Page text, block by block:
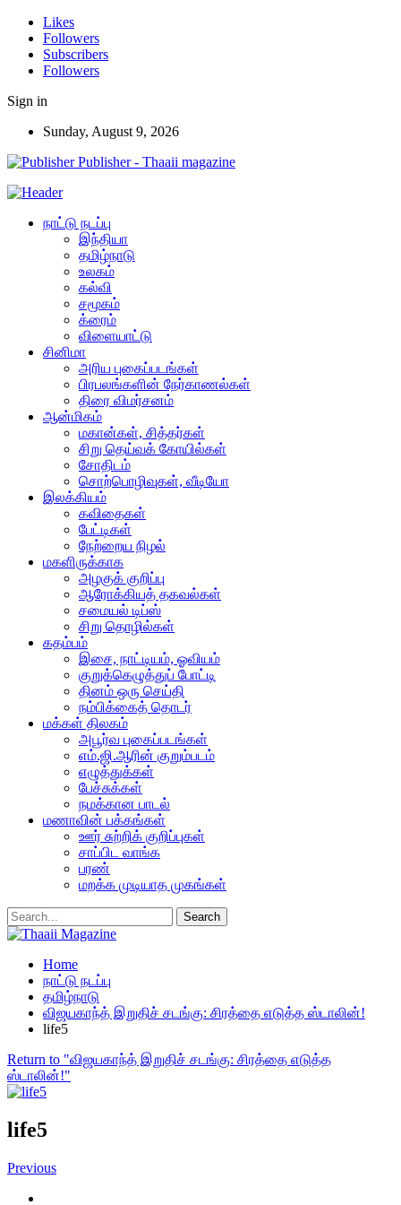
Likes
Followers
Subscribers
Followers
Sign in
Sunday, August 9, 2026
Publisher - Thaaii magazine
நாட்டு நடப்பு
இந்தியா
தமிழ்நாடு
உலகம்
கல்வி
சமூகம்
க்ரைம்
விளையாட்டு
சினிமா
அரிய புகைப்படங்கள்
பிரபலங்களின் நேர்காணல்கள்
திரை விமர்சனம்
ஆன்மிகம்
மகான்கள், சித்தர்கள்
சிறு தெய்வக் கோயில்கள்
சோதிடம்
சொற்பொழிவுகள், வீடியோ
இலக்கியம்
கவிதைகள்
பேட்டிகள்
நேற்றைய நிழல்
மகளிருக்காக
அழகுக் குறிப்பு
ஆரோக்கியத் தகவல்கள்
சமையல் டிப்ஸ்
சிறு தொழில்கள்
கதம்பம்
இசை, நாட்டியம், ஓவியம்
குறுக்கெழுத்துப் போட்டி
தினம் ஒரு செய்தி
நம்பிக்கைத் தொடர்
மக்கள் திலகம்
அபூர்வ புகைப்படங்கள்
எம்.ஜி.ஆரின் குறும்படம்
எழுத்துக்கள்
பேச்சுக்கள்
நமக்கான பாடல்
மணாவின் பக்கங்கள்
ஊர் சுற்றிக் குறிப்புகள்
சாப்பிட வாங்க
பரண்
மறக்க முடியாத முகங்கள்
Home
நாட்டு நடப்பு
தமிழ்நாடு
விஜயகாந்த் இறுதிச் சடங்கு: சிரத்தை எடுத்த ஸ்டாலின்!
life5
Return to "விஜயகாந்த் இறுதிச் சடங்கு: சிரத்தை எடுத்த
ஸ்டாலின்!"
life5
Previous